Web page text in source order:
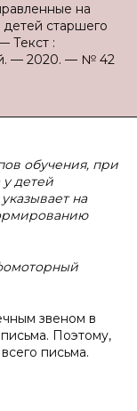
на
старшего
Текст :
— 2020. — № 42
обучения, при
детей
на
звеном в
Поэтому,
письма.